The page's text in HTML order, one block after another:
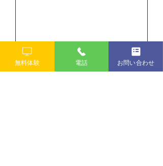
送信
無料体験 電話 お問い合わせ